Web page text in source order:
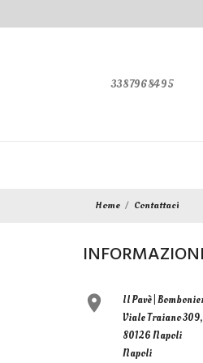
3387968495
Home Contattaci

Il Pavè |
Viale Traiano 309,
80126 Napoli
Napoli